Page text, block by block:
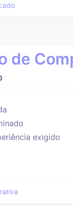
de
exigido